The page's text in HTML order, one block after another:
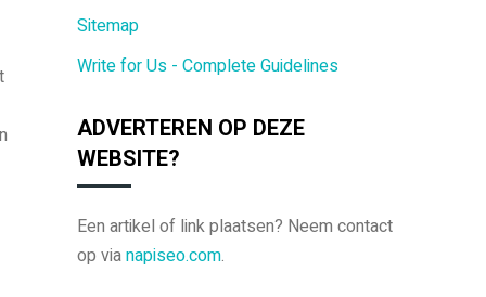
Sitemap
Write for Us - Complete Guidelines
ADVERTEREN OP DEZE
WEBSITE?
Een artikel of link plaatsen? Neem contact
op vianapiseo.com.